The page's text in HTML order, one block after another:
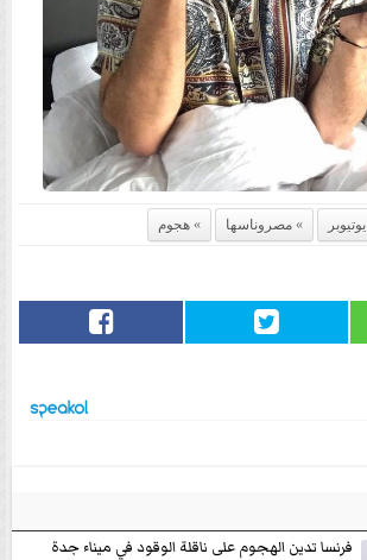
يوتيوبر مصروناسها هجوم
فرنسا تدين الهجوم على ناقلة الوقود في ميناء جدة